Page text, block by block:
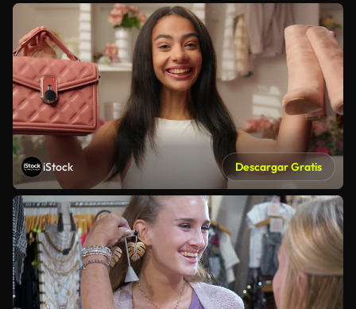
iStock Descargar Gratis